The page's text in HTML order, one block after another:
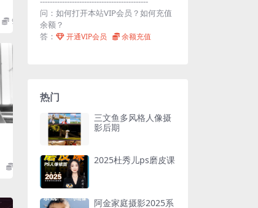
9.9
问：如何打开本站VIP会员？如何充值
余额？
答：
开通VIP会员 余额充值
热门
三文鱼多风格人像摄
影后期
2025杜秀儿ps磨皮课
阿金家庭摄影2025系